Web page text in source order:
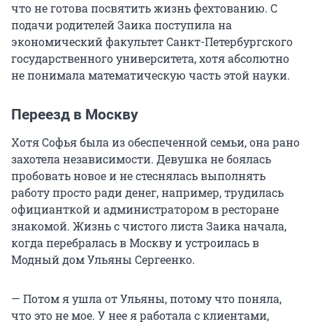
что не готова посвятить жизнь фехтованию. С
подачи родителей Заика поступила на
экономический факультет Санкт-Петербургского
государственного университета, хотя абсолютно
не понимала математическую часть этой науки.
Переезд в Москву
Хотя Софья была из обеспеченной семьи, она рано
захотела независимости. Девушка не боялась
пробовать новое и не стеснялась выполнять
работу просто ради денег, например, трудилась
официанткой и администратором в ресторане
знакомой. Жизнь с чистого листа Заика начала,
когда перебралась в Москву и устроилась в
Модный дом Ульяны Сергеенко.
— Потом я ушла от Ульяны, потому что поняла,
что это не мое. У нее я работала с клиентами,